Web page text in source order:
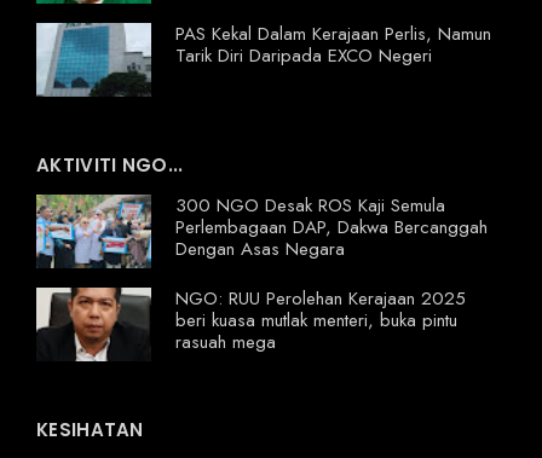
PAS Kekal Dalam Kerajaan Perlis, Namun
Tarik Diri Daripada EXCO Negeri
AKTIVITI NGO...
300 NGO Desak ROS Kaji Semula
Perlembagaan DAP, Dakwa Bercanggah
Dengan Asas Negara
NGO: RUU Perolehan Kerajaan 2025
beri kuasa mutlak menteri, buka pintu
rasuah mega
KESIHATAN